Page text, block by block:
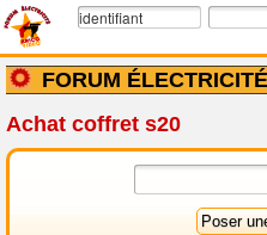
FORUM ÉLECTRICITÉ
Achat coffret s20